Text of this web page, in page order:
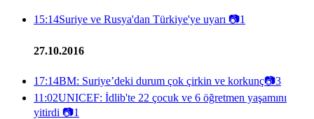
15:14Suriye ve Rusya'dan Türkiye'ye uyarı 📷1
27.10.2016
17:14BM: Suriye’deki durum çok çirkin ve korkunç📷3
11:02UNICEF: İdlib'te 22 çocuk ve 6 öğretmen yaşamını
yitirdi 📷1